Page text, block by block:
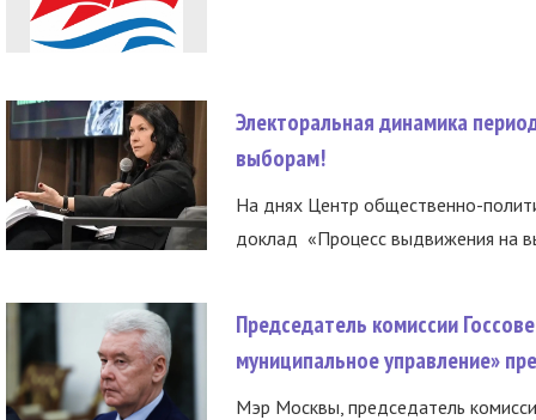
Электоральная динамика
выборам!
На днях Центр общественно-
доклад «Процесс выдвижения на
Председатель комиссии
муниципальное управление»
Мэр Москвы, председатель